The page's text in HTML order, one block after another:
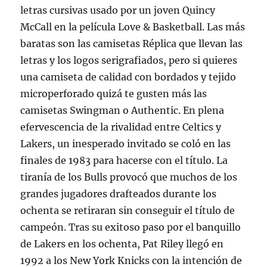
letras cursivas usado por un joven Quincy
McCall en la película Love & Basketball. Las más
baratas son las camisetas Réplica que llevan las
letras y los logos serigrafiados, pero si quieres
una camiseta de calidad con bordados y tejido
microperforado quizá te gusten más las
camisetas Swingman o Authentic. En plena
efervescencia de la rivalidad entre Celtics y
Lakers, un inesperado invitado se coló en las
finales de 1983 para hacerse con el título. La
tiranía de los Bulls provocó que muchos de los
grandes jugadores drafteados durante los
ochenta se retiraran sin conseguir el título de
campeón. Tras su exitoso paso por el banquillo
de Lakers en los ochenta, Pat Riley llegó en
1992 a los New York Knicks con la intención de